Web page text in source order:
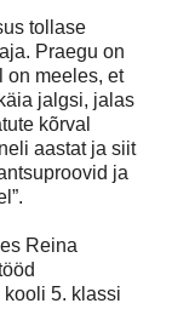
tollase
Praegu on
on meeles, et
jalgsi, jalas
kõrval
aastat ja siit
ja
Reina
5. klassi